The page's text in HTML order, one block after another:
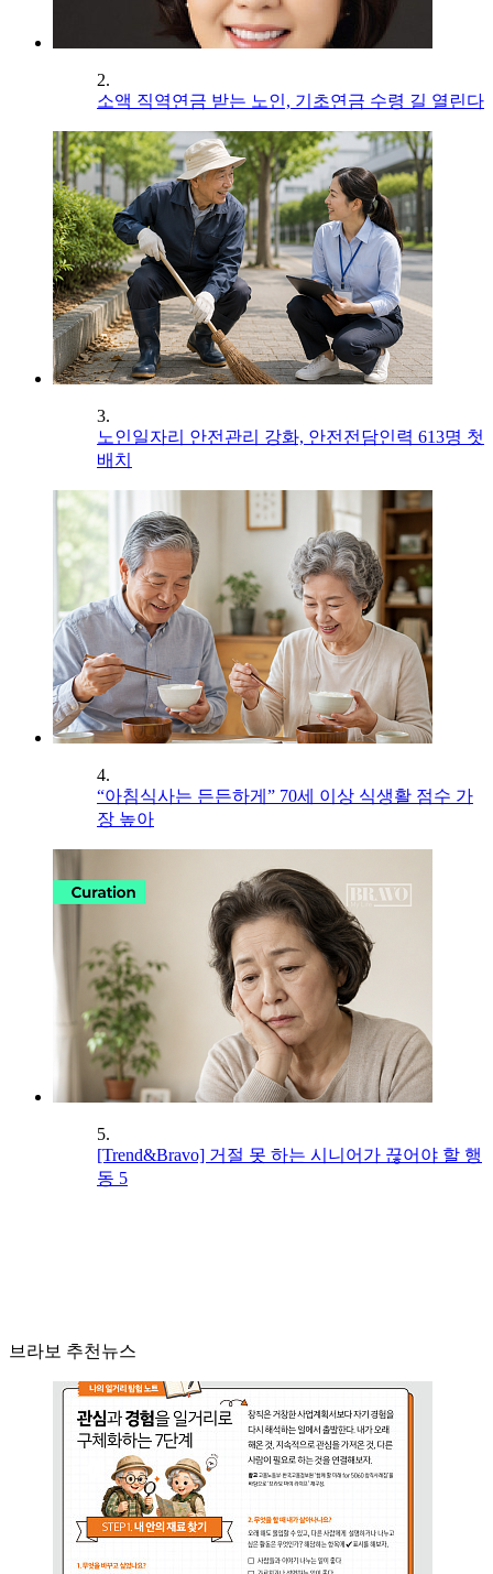
2.
소액 직역연금 받는 노인, 기초연금 수령 길 열린다
3.
노인일자리 안전관리 강화, 안전전담인력 613명 첫
배치
4.
“아침식사는 든든하게” 70세 이상 식생활 점수 가
장 높아
5.
[Trend&Bravo] 거절 못 하는 시니어가 끊어야 할 행
동 5
브라보 추천뉴스